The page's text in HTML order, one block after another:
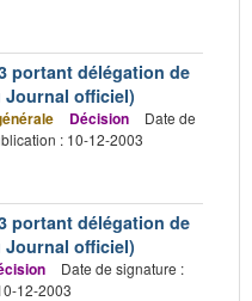
portant délégation de
Journal officiel)
Décision
Date de
: 10-12-2003
portant délégation de
Journal officiel)
Date de signature :
12-2003